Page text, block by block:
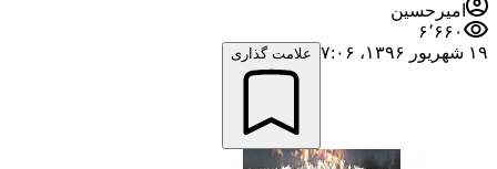
امیرحسین
۶٬۶۶۰
۱۹ شهریور ۱۳۹۶،‏ ۷:۰۶
علامت گذاری